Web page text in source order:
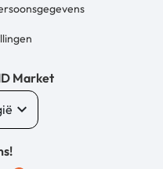
Market
keyboard_arrow_down